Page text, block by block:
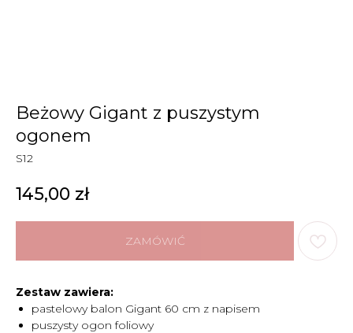
Beżowy Gigant z puszystym
ogonem
S12
145,00 zł
ZAMÓWIĆ
Zestaw zawiera:
pastelowy balon Gigant 60 cm z napisem
puszysty ogon foliowy